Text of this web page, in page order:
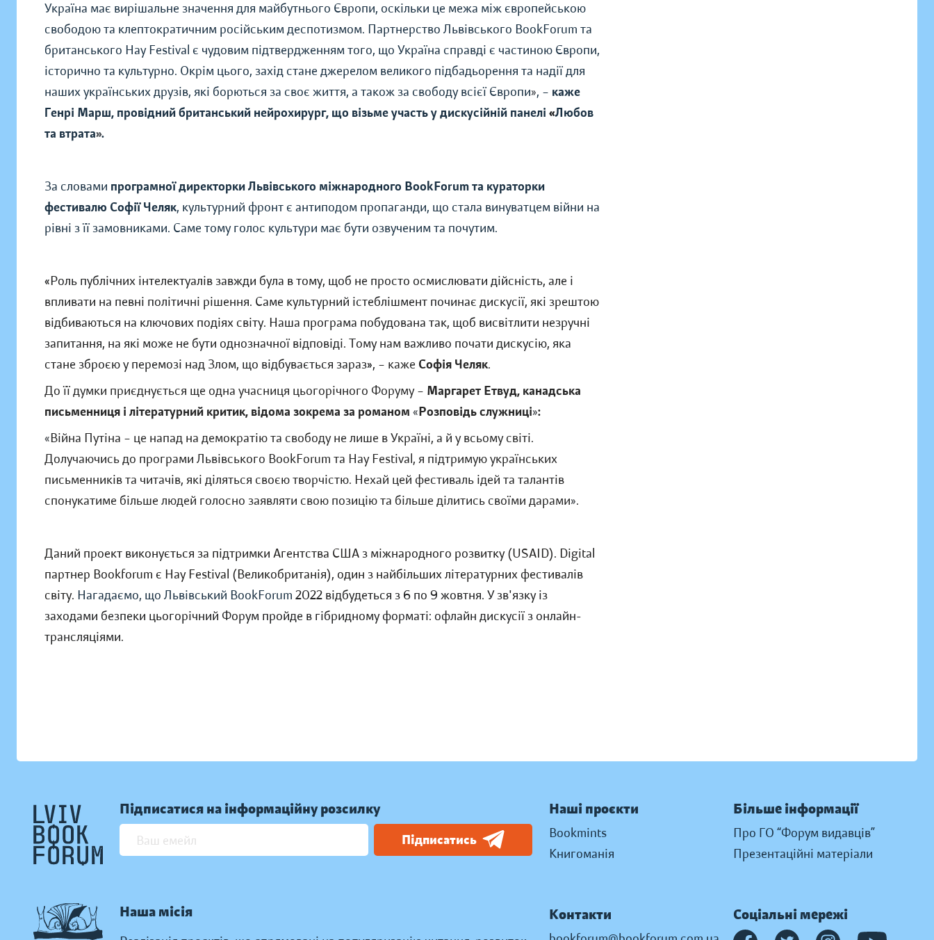
Україна має вирішальне значення для майбутнього Європи, оскільки це межа між європейською
свободою та клептократичним російським деспотизмом. Партнерство Львівського BookForum та
британського Hay Festival є чудовим підтвердженням того, що Україна справді є частиною Європи,
історично та культурно. Окрім цього, захід стане джерелом великого підбадьорення та надії для
наших українських друзів, які борються за своє життя, а також за свободу всієї Європи», – каже
Генрі Марш, провідний британський нейрохирург, що візьме участь у дискусійній панелі «Любов
та втрата».
За словами програмної директорки Львівського міжнародного BookForum та кураторки
фестивалю Софії Челяк, культурний фронт є антиподом пропаганди, що стала винуватцем війни на
рівні з її замовниками. Саме тому голос культури має бути озвученим та почутим.
«Роль публічних інтелектуалів завжди була в тому, щоб не просто осмислювати дійсність, але і
впливати на певні політичні рішення. Саме культурний істеблішмент починає дискусії, які зрештою
відбиваються на ключових подіях світу. Наша програма побудована так, щоб висвітлити незручні
запитання, на які може не бути однозначної відповіді. Тому нам важливо почати дискусію, яка
стане зброєю у перемозі над Злом, що відбувається зараз», – каже Софія Челяк.
До її думки приєднується ще одна учасниця цьогорічного Форуму – Маргарет Етвуд, канадська
письменниця і літературний критик, відома зокрема за романом «Розповідь служниці»:
«Війна Путіна – це напад на демократію та свободу не лише в Україні, а й у всьому світі.
Долучаючись до програми Львівського BookForum та Hay Festival, я підтримую українських
письменників та читачів, які діляться своєю творчістю. Нехай цей фестиваль ідей та талантів
спонукатиме більше людей голосно заявляти свою позицію та більше ділитись своїми дарами».
Даний проект виконується за підтримки Агентства США з міжнародного розвитку (USAID). Digital
партнер Bookforum є Hay Festival (Великобританія), один з найбільших літературних фестивалів
світу. Нагадаємо, що Львівський BookForum 2022 відбудеться з 6 по 9 жовтня. У зв'язку із
заходами безпеки цьогорічний Форум пройде в гібридному форматі: офлайн дискусії з онлайн-
трансляціями.
Підписатися на інформаційну розсилку
Підписатись
Наша місія
Наші проєкти
Bookmints
Книгоманія
Більше інформації
Про ГО “Форум видавців”
Презентаційні матеріали
Контакти Соціальні мережі